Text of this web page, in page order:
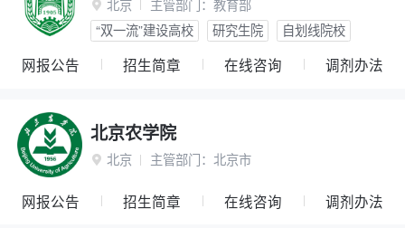
 北京 主管部门： 教育部
“双一流”建设高校
研究生院 自划线院校
网报公告 招生简章 在线咨询 调剂办法
北京农学院
 北京 主管部门： 北京市
网报公告 招生简章 在线咨询 调剂办法